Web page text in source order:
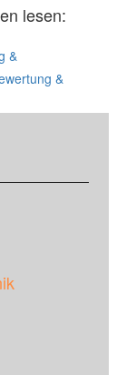
lesen:
&
&